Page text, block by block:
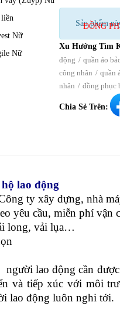
Sản phẩm
Xu Hướng Tìm
động
quần áo
công nhân
quần
nhân
đồng phục
Chia Sẻ Trên:
lao động
ty xây dựng, nhà
yêu cầu, miễn phí vận
long, vải lụa…
lao động cần được
và tiếp xúc với môi
lao động luôn nghi tới.